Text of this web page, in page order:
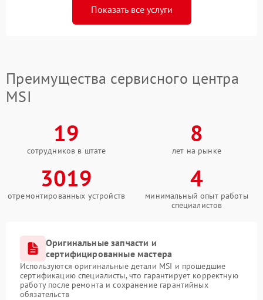
Показать все услуги
Преимущества сервисного центра
MSI
19
сотрудников в штате
8
лет на рынке
3019
отремонтированных устройств
4
минимальный опыт работы
специалистов
Оригинальные запчасти и
сертифицированные мастера
Используются оригинальные детали MSI и прошедшие
сертификацию специалисты, что гарантирует корректную
работу после ремонта и сохранение гарантийных
обязательств